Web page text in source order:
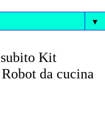
▼
Kit
da cucina